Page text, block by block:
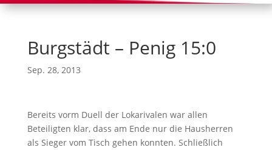
Burgstädt – Penig 15:0
Sep. 28, 2013
Bereits vorm Duell der Lokarivalen war allen
Beteiligten klar, dass am Ende nur die Hausherren
als Sieger vom Tisch gehen konnten. Schließlich